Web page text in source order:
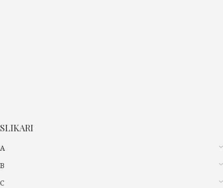
SLIKARI
A
B
C